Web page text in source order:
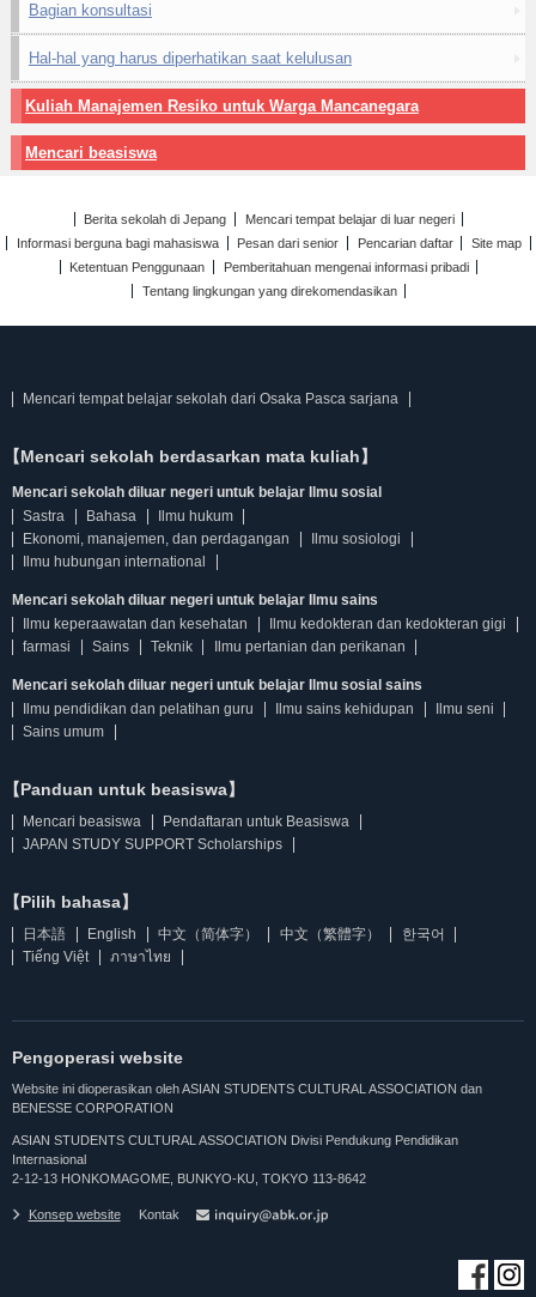
Bagian konsultasi
Hal-hal yang harus diperhatikan saat kelulusan
Kuliah Manajemen Resiko untuk Warga Mancanegara
Mencari beasiswa
Berita sekolah di Jepang
Mencari tempat belajar di luar negeri
Informasi berguna bagi mahasiswa
Pesan dari senior Pencarian daftar
Site map
Ketentuan Penggunaan
Pemberitahuan mengenai informasi pribadi
Tentang lingkungan yang direkomendasikan
Mencari tempat belajar sekolah dari Osaka Pasca sarjana
【Mencari sekolah berdasarkan mata kuliah】
Mencari sekolah diluar negeri untuk belajar Ilmu sosial
Sastra
Bahasa
Ilmu hukum
Ekonomi, manajemen, dan perdagangan
Ilmu sosiologi
Ilmu hubungan international
Mencari sekolah diluar negeri untuk belajar Ilmu sains
Ilmu keperaawatan dan kesehatan
Ilmu kedokteran dan kedokteran gigi
farmasi
Sains Teknik Ilmu pertanian dan perikanan
Mencari sekolah diluar negeri untuk belajar Ilmu sosial sains
Ilmu pendidikan dan pelatihan guru
Ilmu sains kehidupan
Ilmu seni
Sains umum
【Panduan untuk beasiswa】
Mencari beasiswa
Pendaftaran untuk Beasiswa
JAPAN STUDY SUPPORT Scholarships
【Pilih bahasa】
日本語 English 中文（简体字） 中文（繁體字）
한국어
Tiếng Việt
ภาษาไทย
Pengoperasi website
Website ini dioperasikan oleh ASIAN STUDENTS CULTURAL ASSOCIATION dan
BENESSE CORPORATION
ASIAN STUDENTS CULTURAL ASSOCIATION Divisi Pendukung Pendidikan
Internasional
2-12-13 HONKOMAGOME, BUNKYO-KU, TOKYO 113-8642
Konsep website Kontak